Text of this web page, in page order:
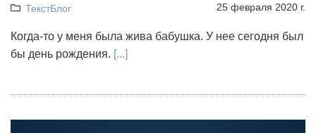
ТекстБлог 25 февраля 2020 г.
Когда-то у меня была жива бабушка. У нее сегодня был
бы день рождения. [...]